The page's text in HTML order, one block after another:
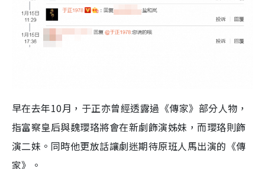
早在去年10月，于正亦曾經透露過《傳家》部分人物，
指富察皇后與魏瓔珞將會在新劇飾演姊妹，而瓔珞則飾
演二妹。同時他更放話讓劇迷期待原班人馬出演的《傳
家》。